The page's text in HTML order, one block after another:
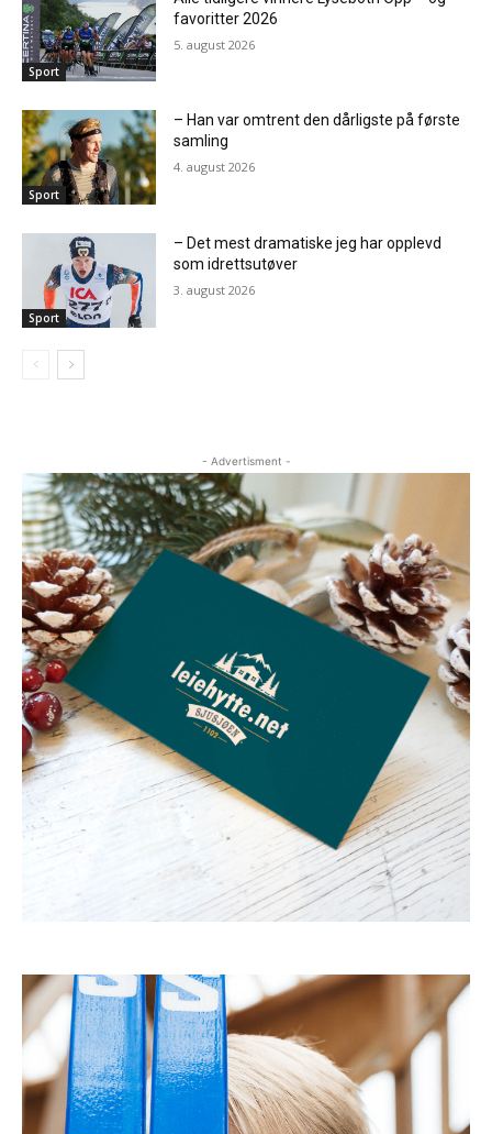
Sport
favoritter 2026
5. august 2026
Sport
– Han var omtrent den dårligste på første
samling
4. august 2026
Sport
– Det mest dramatiske jeg har opplevd
som idrettsutøver
3. august 2026
- Advertisment -